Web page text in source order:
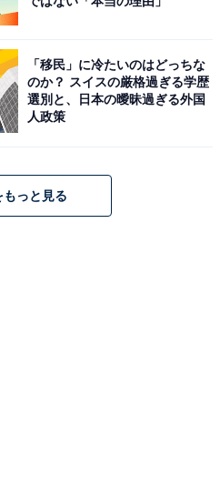
2
「移民」に冷たいのはどっちな
のか？ スイスの厳格過ぎる学歴
選別と、日本の曖昧過ぎる外国
人政策
もっと見る